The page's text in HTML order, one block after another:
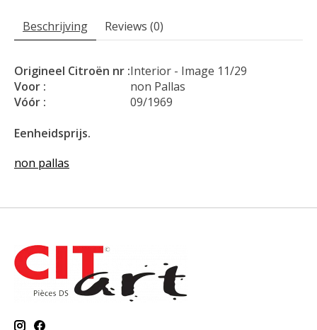
Beschrijving Reviews (0)
Origineel Citroën nr :Interior - Image 11/29
Voor :
non Pallas
Vóór :
09/1969
Eenheidsprijs.
non pallas